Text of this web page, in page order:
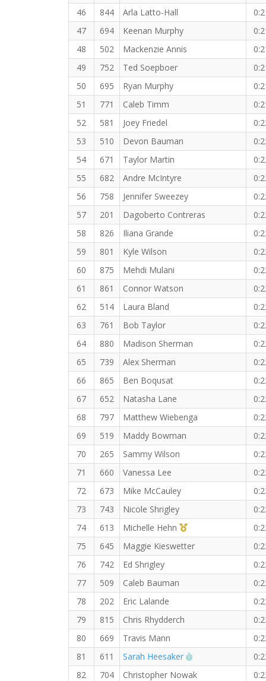
46
844 Arla Latto-Hall
47
694 Keenan Murphy
48
502 Mackenzie Annis
49
752 Ted Soepboer
50
695 Ryan Murphy
51
771 Caleb Timm
52
581 Joey Friedel
53
510 Devon Bauman
54
671 Taylor Martin
55
682 Andre McIntyre
56
758 Jennifer Sweezey
57
201 Dagoberto Contreras
58
826 Iliana Grande
59
801 Kyle Wilson
60
875 Mehdi Mulani
61
861 Connor Watson
62
514 Laura Bland
63
761 Bob Taylor
64
880 Madison Sherman
65
739 Alex Sherman
66
865 Ben Boqusat
67
652 Natasha Lane
68
797 Matthew Wiebenga
69
519 Maddy Bowman
70
265 Sammy Wilson
71
660 Vanessa Lee
72
673 Mike McCauley
73
743 Nicole Shrigley
74
613 Michelle Hehn 1st Master (F)
75
645 Maggie Kieswetter
76
742 Ed Shrigley
77
509 Caleb Bauman
78
202 Eric Lalande
79
815 Chris Rhydderch
80
669 Travis Mann
81
611 Sarah Heesaker RW PB for the 4
82
704 Christopher Nowak